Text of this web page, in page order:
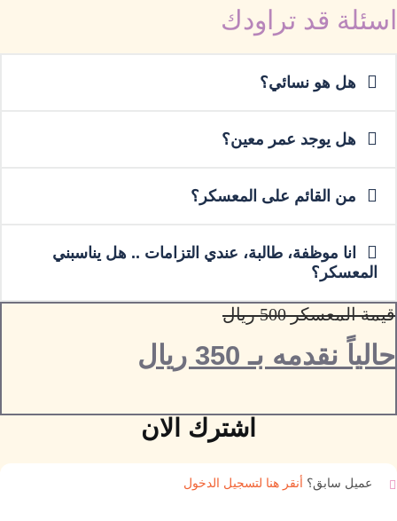
اسئلة قد تراودك
هل هو نسائي؟
هل يوجد عمر معين؟
من القائم على المعسكر؟
انا موظفة، طالبة، عندي التزامات .. هل يناسبني
المعسكر؟
قيمة المعسكر 500 ريال​​
حالياً نقدمه بـ 350 ريال
اشترك الان
عميل سابق؟ أنقر هنا لتسجيل الدخول